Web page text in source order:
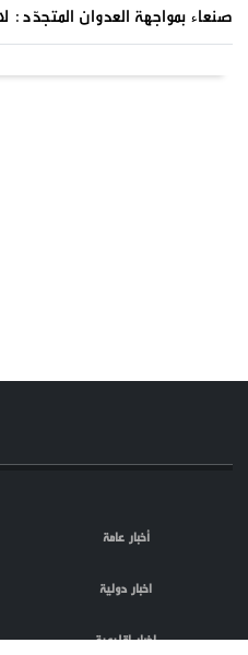
صنعاء بمواجهة العدوان المتجدّد:
أخبار عامة
اخبار دولية
اخبار اقليمية